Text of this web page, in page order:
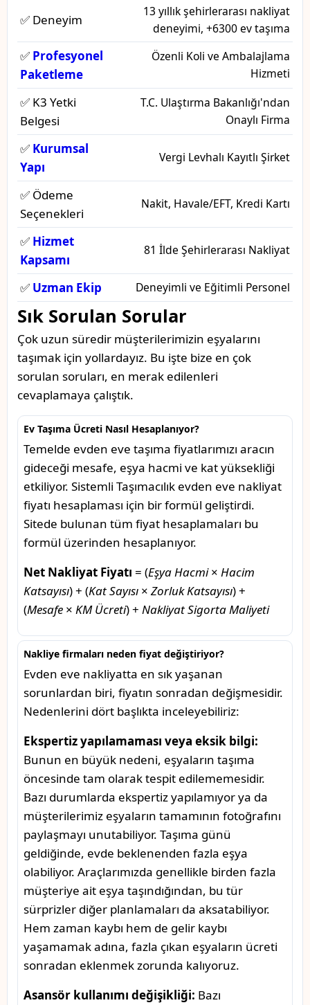
✅ Deneyim
13 yıllık şehirlerarası nakliyat
deneyimi, +6300 ev taşıma
✅ Profesyonel
Paketleme
Özenli Koli ve Ambalajlama
Hizmeti
✅ K3 Yetki
Belgesi
T.C. Ulaştırma Bakanlığı'ndan
Onaylı Firma
✅ Kurumsal
Yapı
Vergi Levhalı Kayıtlı Şirket
✅ Ödeme
Seçenekleri
Nakit, Havale/EFT, Kredi Kartı
✅ Hizmet
Kapsamı
81 İlde Şehirlerarası Nakliyat
✅ Uzman Ekip Deneyimli ve Eğitimli Personel
Sık Sorulan Sorular
Çok uzun süredir müşterilerimizin eşyalarını
taşımak için yollardayız. Bu işte bize en çok
sorulan soruları, en merak edilenleri
cevaplamaya çalıştık.
Ev Taşıma Ücreti Nasıl Hesaplanıyor?
Temelde evden eve taşıma fiyatlarımızı aracın
gideceği mesafe, eşya hacmi ve kat yüksekliği
etkiliyor. Sistemli Taşımacılık evden eve nakliyat
fiyatı hesaplaması için bir formül geliştirdi.
Sitede bulunan tüm fiyat hesaplamaları bu
formül üzerinden hesaplanıyor.
Net Nakliyat Fiyatı = (Eşya Hacmi× Hacim
Katsayısı) + (Kat Sayısı × Zorluk Katsayısı) +
(Mesafe × KM Ücreti) + Nakliyat Sigorta Maliyeti
Nakliye firmaları neden fiyat değiştiriyor?
Evden eve nakliyatta en sık yaşanan
sorunlardan biri, fiyatın sonradan değişmesidir.
Nedenlerini dört başlıkta inceleyebiliriz:
Ekspertiz yapılamaması veya eksik bilgi:
Bunun en büyük nedeni, eşyaların taşıma
öncesinde tam olarak tespit edilememesidir.
Bazı durumlarda ekspertiz yapılamıyor ya da
müşterilerimiz eşyaların tamamının fotoğrafını
paylaşmayı unutabiliyor. Taşıma günü
geldiğinde, evde beklenenden fazla eşya
olabiliyor. Araçlarımızda genellikle birden fazla
müşteriye ait eşya taşındığından, bu tür
sürprizler diğer planlamaları da aksatabiliyor.
Hem zaman kaybı hem de gelir kaybı
yaşamamak adına, fazla çıkan eşyaların ücreti
sonradan eklenmek zorunda kalıyoruz.
Asansör kullanımı değişikliği: Bazı